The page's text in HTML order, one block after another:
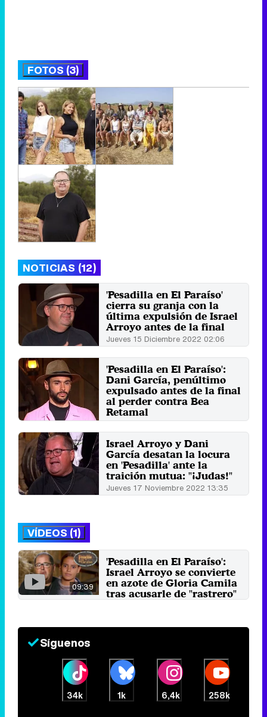
FOTOS (3)
NOTICIAS (12)
'Pesadilla en El Paraíso'
cierra su granja con la
última expulsión de Israel
Arroyo antes de la final
Jueves 15 Diciembre 2022 02:06
'Pesadilla en El Paraíso':
Dani García, penúltimo
expulsado antes de la final
al perder contra Bea
Retamal
Jueves 8 Diciembre 2022 02:17
Israel Arroyo y Dani
García desatan la locura
en 'Pesadilla' ante la
traición mutua: "¡Judas!"
Jueves 17 Noviembre 2022 13:35
VÍDEOS (1)
09:39
'Pesadilla en El Paraíso':
Israel Arroyo se convierte
en azote de Gloria Camila
tras acusarle de "rastrero"
Síguenos
34k 1k 6,4k 258k